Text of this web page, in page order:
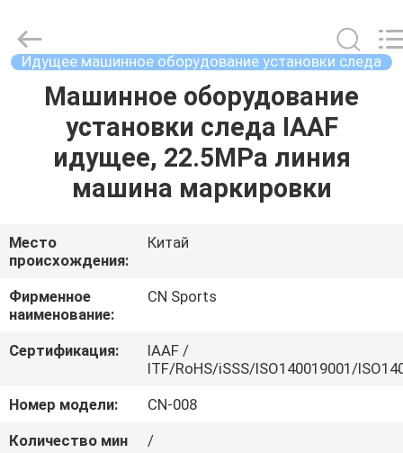
ДОМ
ПРОДУКТЫ
НАС
ПУТЕШЕСТВИЕ
ФАБРИКИ
КАЧЕСТВА
Materials
Ltd..
All
Идущее машинное оборудование установки следа
Машинное оборудование
установки следа IAAF
идущее, 22.5MPa линия
машина маркировки
Место
происхождения:
Китай
Фирменное
наименование:
CN Sports
Сертификация:
IAAF /
ITF/RoHS/iSSS/ISO140019001/
Номер модели:
CN-008
Количество мин
/